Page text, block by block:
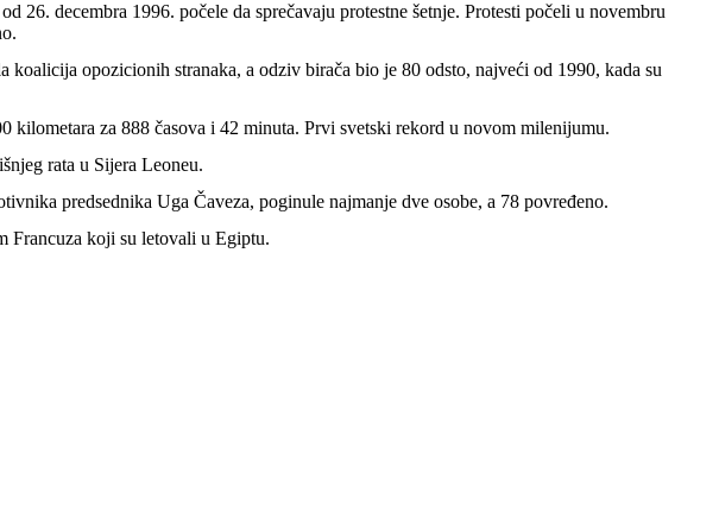
kilometara za 888 časova i 42 minuta. Prvi svetski rekord u novom milenijumu.
rata u Sijera Leoneu.
predsednika Uga Čaveza, poginule najmanje dve osobe, a 78 povređeno.
Francuza koji su letovali u Egiptu.